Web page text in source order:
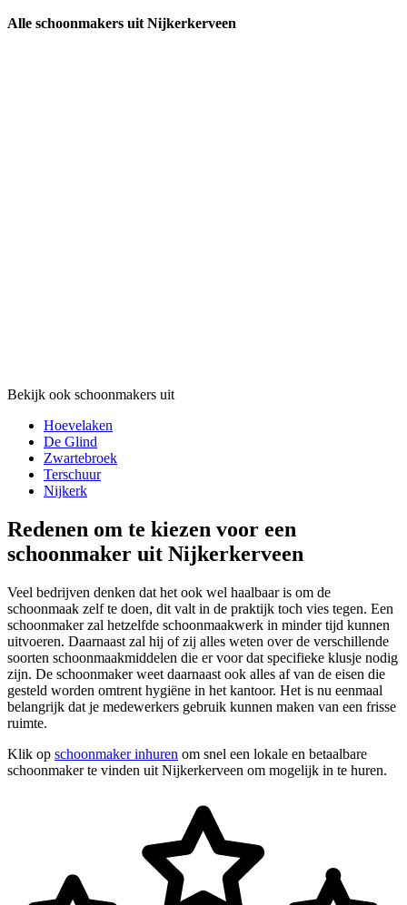
Alle schoonmakers uit Nijkerkerveen
Bekijk ook schoonmakers uit
Hoevelaken
De Glind
Zwartebroek
Terschuur
Nijkerk
Redenen om te kiezen voor een
schoonmaker uit Nijkerkerveen
Veel bedrijven denken dat het ook wel haalbaar is om de
schoonmaak zelf te doen, dit valt in de praktijk toch vies tegen. Een
schoonmaker zal hetzelfde schoonmaakwerk in minder tijd kunnen
uitvoeren. Daarnaast zal hij of zij alles weten over de verschillende
soorten schoonmaakmiddelen die er voor dat specifieke klusje nodig
zijn. De schoonmaker weet daarnaast ook alles af van de eisen die
gesteld worden omtrent hygiëne in het kantoor. Het is nu eenmaal
belangrijk dat je medewerkers gebruik kunnen maken van een frisse
ruimte.
Klik op schoonmaker inhuren om snel een lokale en betaalbare
schoonmaker te vinden uit Nijkerkerveen om mogelijk in te huren.